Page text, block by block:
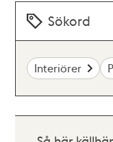
Sökord
Interiörer